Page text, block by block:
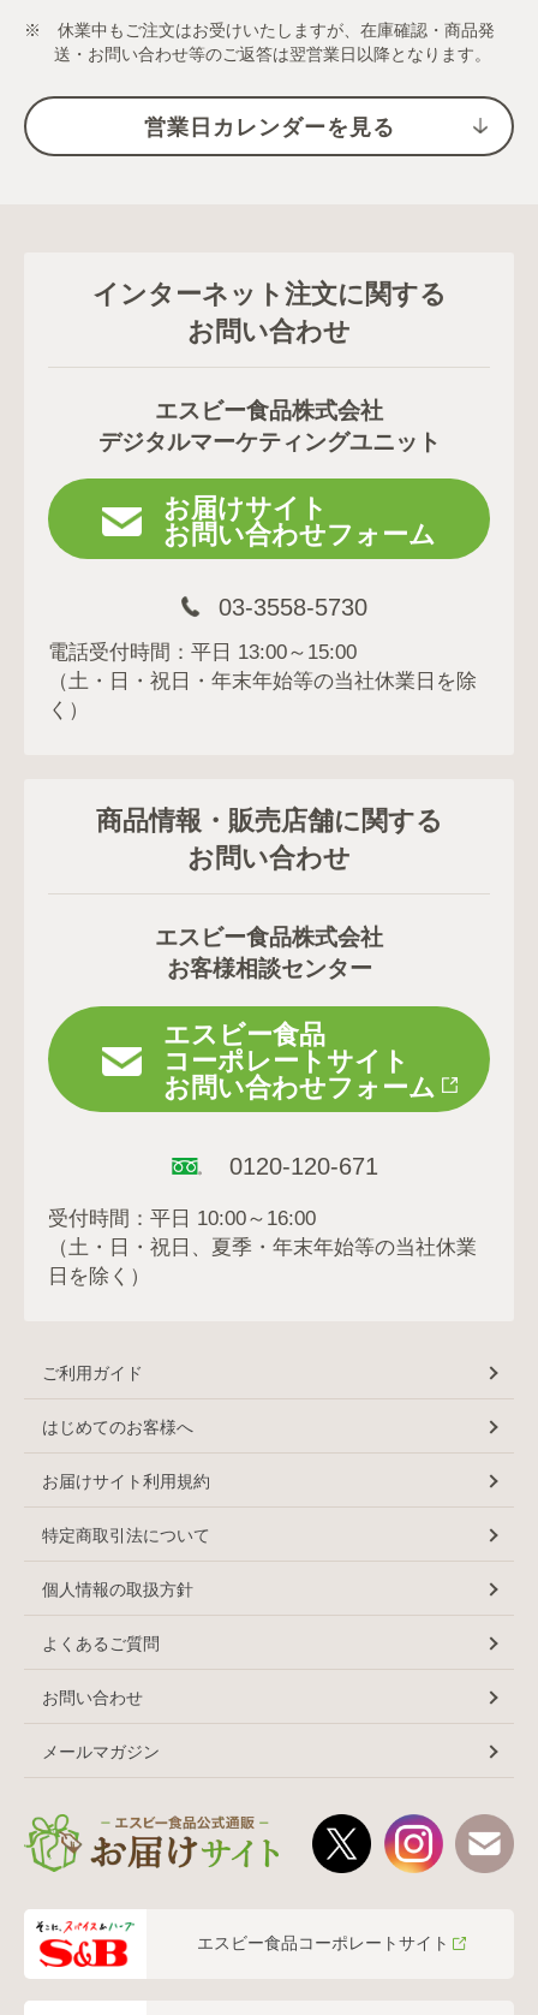
※ 休業中もご注文はお受けいたしますが、在庫確認・商品発
送・お問い合わせ等のご返答は翌営業日以降となります。
営業日カレンダーを見る
インターネット注文に関する
お問い合わせ
エスビー食品株式会社
デジタルマーケティングユニット
お届けサイト
お問い合わせフォーム
03-3558-5730
電話受付時間：平日 13:00～15:00
（土・日・祝日・年末年始等の当社休業日を除
く）
商品情報・販売店舗に関する
お問い合わせ
エスビー食品株式会社
お客様相談センター
エスビー食品
コーポレートサイト
お問い合わせフォーム
0120-120-671
受付時間：平日 10:00～16:00
（土・日・祝日、夏季・年末年始等の当社休業
日を除く）
ご利用ガイド
はじめてのお客様へ
お届けサイト利用規約
特定商取引法について
個人情報の取扱方針
よくあるご質問
お問い合わせ
メールマガジン
エスビー食品コーポレートサイト